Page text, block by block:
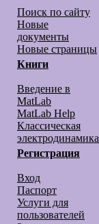
Поиск по сайту
Новые
документы
Новые страницы
Книги
Введение в
MatLab
MatLab Help
Классическая
электродинамика
Регистрация
Вход
Паспорт
Услуги для
пользователей